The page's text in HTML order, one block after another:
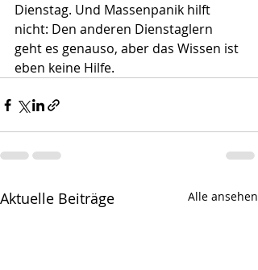
Dienstag. Und Massenpanik hilft
nicht: Den anderen Dienstaglern
geht es genauso, aber das Wissen ist
eben keine Hilfe.
Aktuelle Beiträge Alle ansehen